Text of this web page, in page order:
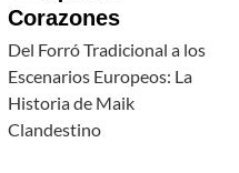
Corazones
Del Forró Tradicional a los
Escenarios Europeos: La
Historia de Maik
Clandestino